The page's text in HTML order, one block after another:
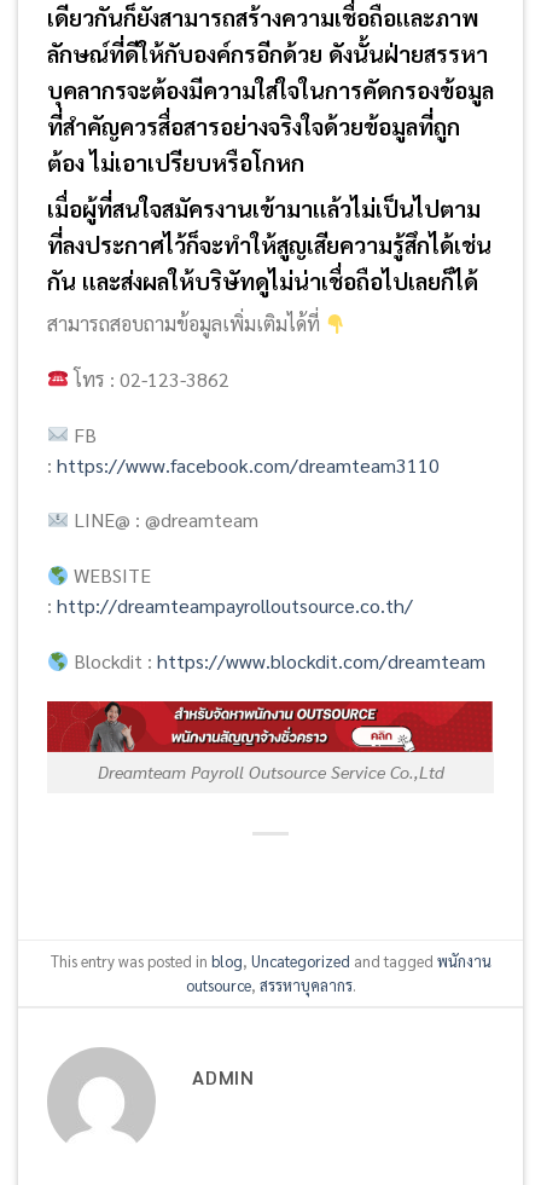
เดียวกันก็ยังสามารถสร้างความเชื่อถือและภาพ
ลักษณ์ที่ดีให้กับองค์กรอีกด้วย ดังนั้นฝ่ายสรรหา
บุคลากรจะต้องมีความใส่ใจในการคัดกรองข้อมูล
ที่สำคัญควรสื่อสารอย่างจริงใจด้วยข้อมูลที่ถูก
ต้อง ไม่เอาเปรียบหรือโกหก
เมื่อผู้ที่สนใจสมัครงานเข้ามาแล้วไม่เป็นไปตาม
ที่ลงประกาศไว้ก็จะทำให้สูญเสียความรู้สึกได้เช่น
กัน และส่งผลให้บริษัทดูไม่น่าเชื่อถือไปเลยก็ได้
สามารถสอบถามข้อมูลเพิ่มเติมได้ที่
โทร : 02-123-3862
FB
: https://www.facebook.com/dreamteam3110
LINE@ : @dreamteam
WEBSITE
: http://dreamteampayrolloutsource.co.th/
Blockdit :https://www.blockdit.com/dreamteam
Dreamteam Payroll Outsource Service Co.,Ltd
This entry was posted in blog, Uncategorized and tagged พนักงาน
outsource, สรรหาบุคลากร.
ADMIN